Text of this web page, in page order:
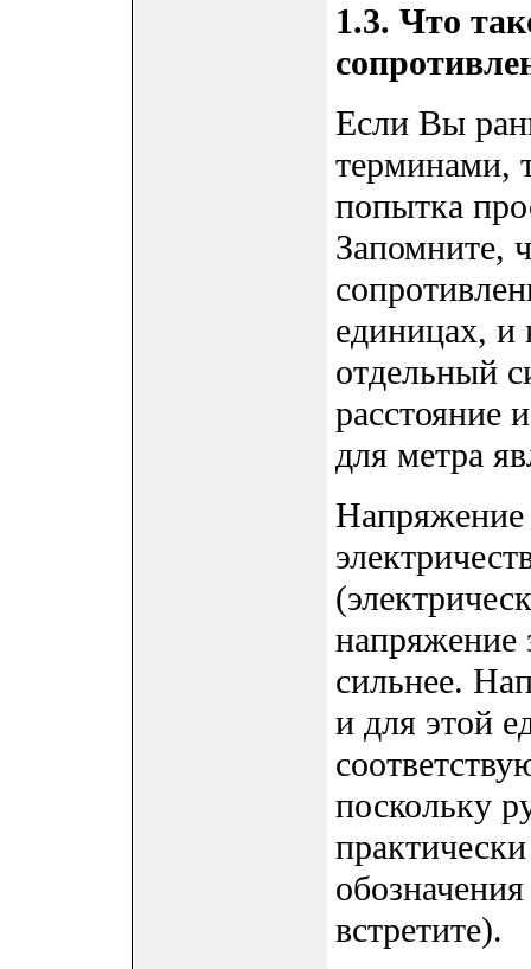
1.3. Что
Если Вы
терминами,
попытка
Запомните,
единицах, и
отдельный
расстояние
для метра
Напряжение
напряжение
сильнее.
и для этой
поскольку
встретите).